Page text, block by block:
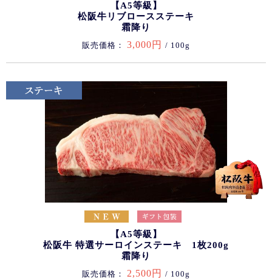
【A5等級】
松阪牛リブロースステーキ
霜降り
販売価格： 3,000円 / 100g
【A5等級】
松阪牛 特選サーロインステーキ 1枚200g
霜降り
販売価格： 2,500円 / 100g